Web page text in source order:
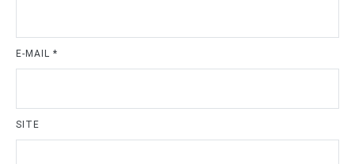
E-MAIL *
SITE